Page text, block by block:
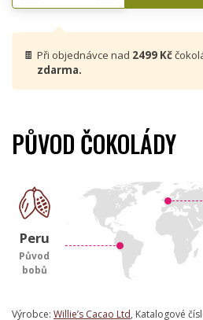
🍫 Při objednávce nad 2499 Kč
zdarma.
PŮVOD ČOKOLÁDY
Peru
Původ
bobů
Výrobce: Willie’s Cacao Ltd, Katalogové